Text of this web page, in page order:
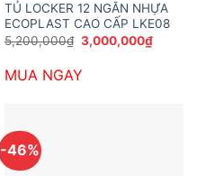
TỦ LOCKER 12 NGĂN NHỰA
ECOPLAST CAO CẤP LKE08
5,200,000₫ Giá
gốc
5,200,000₫.
3,000,000₫Giá
hiện
MUA NGAY
-46%